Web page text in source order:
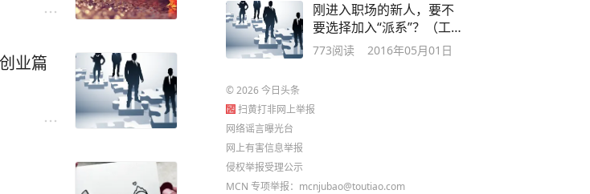
业篇
刚进入职场的新人，要不
要选择加入“派系”？（工作
创业篇5）
773阅读 2016年05月01日
©2026今日头条
扫黄打非网上举报
网络谣言曝光台
网上有害信息举报
侵权举报受理公示
MCN 专项举报：mcnjubao@toutiao.com